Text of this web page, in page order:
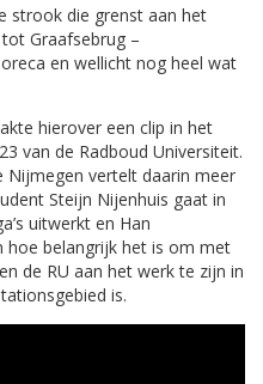
strook die grenst aan het
Graafsebrug –
en wellicht nog heel wat
hierover een clip in het
van de Radboud Universiteit.
Nijmegen vertelt daarin meer
Steijn Nijenhuis gaat in
uitwerkt en Han
hoe belangrijk het is om met
de RU aan het werk te zijn in
is.